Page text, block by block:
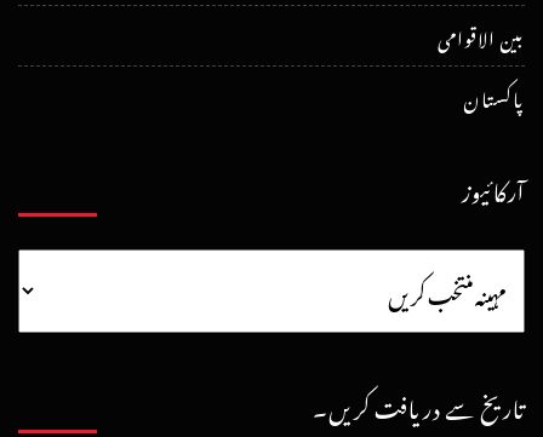
بین الاقوامی
پاکستان
آرکائیوز
تاریخ سے دریافت کریں۔